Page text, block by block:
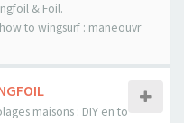
& Foil.
to wingsurf : maneouvr
maisons : DIY en to